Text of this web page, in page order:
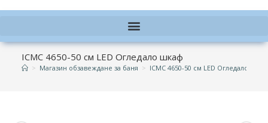
ICMC 4650-50 см LED Огледало шкаф
> Магазин обзавеждане за баня > ICMC 4650-50 см LED Огледало шкаф